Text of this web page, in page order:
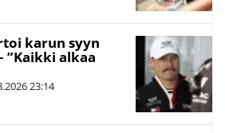
karun syyn
”Kaikki alkaa
23:14